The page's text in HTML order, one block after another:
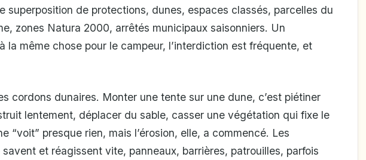
superposition de protections, dunes, espaces classés, parcelles du
zones Natura 2000, arrêtés municipaux saisonniers. Un
la même chose pour le campeur, l’interdiction est fréquente, et
cordons dunaires. Monter une tente sur une dune, c’est piétiner
lentement, déplacer du sable, casser une végétation qui fixe le
“voit” presque rien, mais l’érosion, elle, a commencé. Les
et réagissent vite, panneaux, barrières, patrouilles, parfois